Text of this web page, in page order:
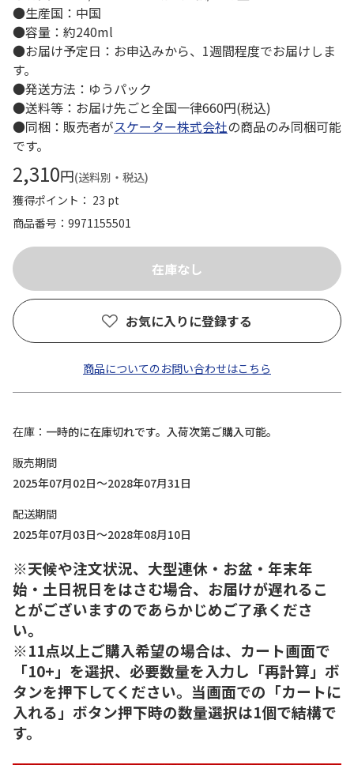
●生産国：中国
●容量：約240ml
●お届け予定日：お申込みから、1週間程度でお届けしま
す。
●発送方法：ゆうパック
●送料等：お届け先ごと全国一律660円(税込)
●同梱：販売者がスケーター株式会社の商品のみ同梱可能
です。
2,310円(送料別・税込)
獲得ポイント： 23 pt
商品番号
9971155501
お気に入りに登録する
商品についてのお問い合わせはこちら
在庫
一時的に在庫切れです。入荷次第ご購入可能。
販売期間
2025年07月02日～2028年07月31日
配送期間
2025年07月03日～2028年08月10日
※天候や注文状況、大型連休・お盆・年末年
始・土日祝日をはさむ場合、お届けが遅れるこ
とがございますのであらかじめご了承くださ
い。
※11点以上ご購入希望の場合は、カート画面で
「10+」を選択、必要数量を入力し「再計算」ボ
タンを押下してください。当画面での「カートに
入れる」ボタン押下時の数量選択は1個で結構で
す。